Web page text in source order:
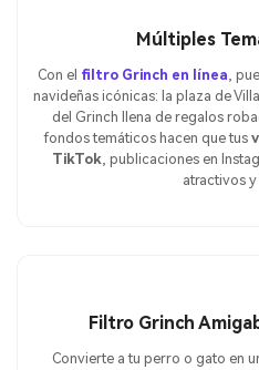
Múltiples
Con el filtro Grinch en línea ,
navideñas icónicas: la plaza de
del Grinch llena de regalos
fondos temáticos hacen que tus
TikTok , publicaciones en
atractivos y
Filtro Grinch
Convierte a tu perro o gato en